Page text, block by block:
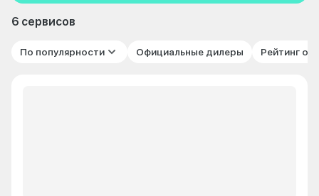
6 сервисов
По популярности Официальные дилеры Рейтинг